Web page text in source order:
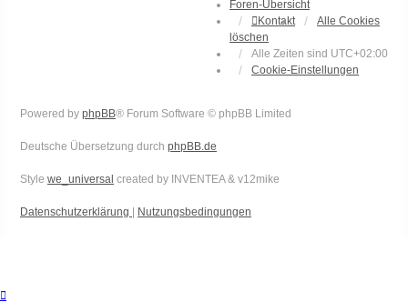
Foren-Übersicht
Kontakt
Alle Cookies
löschen
Alle Zeiten sind UTC+02:00
Cookie-Einstellungen
Powered by phpBB® Forum Software © phpBB Limited
Deutsche Übersetzung durch phpBB.de
Style we_universal created by INVENTEA & v12mike
Datenschutzerklärung Nutzungsbedingungen